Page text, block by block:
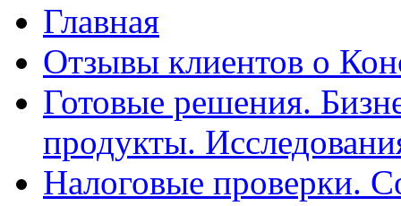
Главная
Отзывы клиентов о
Готовые решения.
продукты.
Налоговые проверки.